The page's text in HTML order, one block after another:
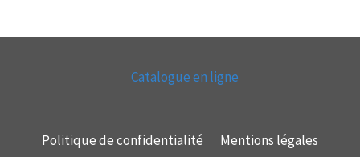
Catalogue en ligne
Politique de confidentialité Mentions légales